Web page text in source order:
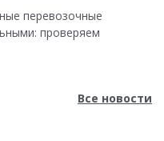
перевозочные
проверяем
Все новости